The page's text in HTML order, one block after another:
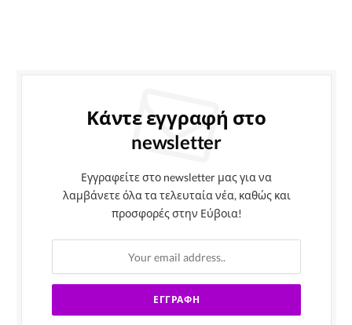
Κάντε εγγραφή στο
newsletter
Εγγραφείτε στο newsletter μας για να
λαμβάνετε όλα τα τελευταία νέα, καθώς και
προσφορές στην Εύβοια!